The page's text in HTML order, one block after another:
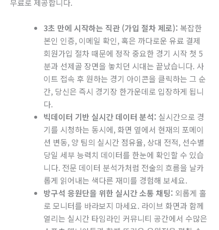
무료로 제공합니다.
3초 만에 시작하는 직관 (가입 절차 제로): 복잡한
본인 인증, 이메일 확인, 혹은 까다로운 유료 결제
회원가입 절차 때문에 정작 중요한 경기 시작 첫 5
분과 선제골 장면을 놓치던 시대는 끝났습니다. 사
이트 접속 후 원하는 경기 아이콘을 클릭하는 그 순
간, 당신은 즉시 경기장 한가운데로 입장하게 됩니
다.
빅데이터 기반 실시간 데이터 분석: 실시간으로 경
기를 시청하는 동시에, 화면 옆에서 현재의 포메이
션 변동, 양 팀의 실시간 점유율, 상대 전적, 선수별
당일 세부 능력치 데이터를 한눈에 확인할 수 있습
니다. 전문 데이터 분석가처럼 전술의 흐름을 날카
롭게 읽어내는 색다른 재미를 경험해 보세요.
방구석 응원단을 위한 실시간 소통 채팅: 외롭게 홀
로 모니터를 바라보지 마세요. 라이브 화면과 함께
열리는 실시간 타임라인 커뮤니티 공간에서 수많은